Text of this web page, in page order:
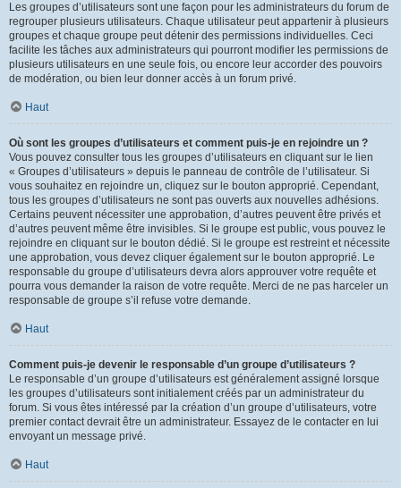
Les groupes d’utilisateurs sont une façon pour les administrateurs du forum de
regrouper plusieurs utilisateurs. Chaque utilisateur peut appartenir à plusieurs
groupes et chaque groupe peut détenir des permissions individuelles. Ceci
facilite les tâches aux administrateurs qui pourront modifier les permissions de
plusieurs utilisateurs en une seule fois, ou encore leur accorder des pouvoirs
de modération, ou bien leur donner accès à un forum privé.
Haut
Où sont les groupes d’utilisateurs et comment puis-je en rejoindre un ?
Vous pouvez consulter tous les groupes d’utilisateurs en cliquant sur le lien
« Groupes d’utilisateurs » depuis le panneau de contrôle de l’utilisateur. Si
vous souhaitez en rejoindre un, cliquez sur le bouton approprié. Cependant,
tous les groupes d’utilisateurs ne sont pas ouverts aux nouvelles adhésions.
Certains peuvent nécessiter une approbation, d’autres peuvent être privés et
d’autres peuvent même être invisibles. Si le groupe est public, vous pouvez le
rejoindre en cliquant sur le bouton dédié. Si le groupe est restreint et nécessite
une approbation, vous devez cliquer également sur le bouton approprié. Le
responsable du groupe d’utilisateurs devra alors approuver votre requête et
pourra vous demander la raison de votre requête. Merci de ne pas harceler un
responsable de groupe s’il refuse votre demande.
Haut
Comment puis-je devenir le responsable d’un groupe d’utilisateurs ?
Le responsable d’un groupe d’utilisateurs est généralement assigné lorsque
les groupes d’utilisateurs sont initialement créés par un administrateur du
forum. Si vous êtes intéressé par la création d’un groupe d’utilisateurs, votre
premier contact devrait être un administrateur. Essayez de le contacter en lui
envoyant un message privé.
Haut